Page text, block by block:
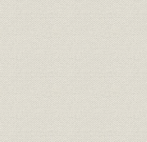
第1 任免および服務
第2 養成
第3 給与・諸手当および旅費
第4 厚生
第3節 経理および資材
第1 経理